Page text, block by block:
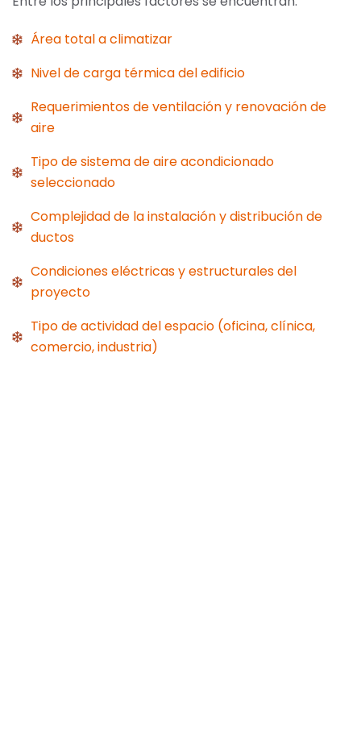
Área total a climatizar
Nivel de carga térmica del edificio
Requerimientos de ventilación y renovación de
aire
Tipo de sistema de aire acondicionado
seleccionado
Complejidad de la instalación y distribución de
ductos
Condiciones eléctricas y estructurales del
proyecto
Tipo de actividad del espacio (oficina, clínica,
comercio, industria)